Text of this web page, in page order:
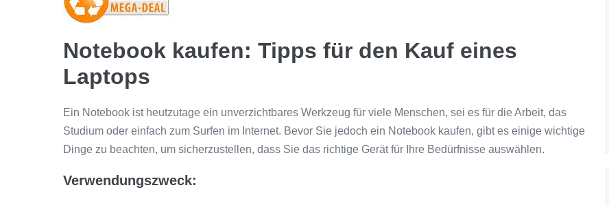
Notebook kaufen: Tipps für den Kauf eines
Laptops
Ein Notebook ist heutzutage ein unverzichtbares Werkzeug für viele Menschen, sei es für die Arbeit, das
Studium oder einfach zum Surfen im Internet. Bevor Sie jedoch ein Notebook kaufen, gibt es einige wichtige
Dinge zu beachten, um sicherzustellen, dass Sie das richtige Gerät für Ihre Bedürfnisse auswählen.
Verwendungszweck: